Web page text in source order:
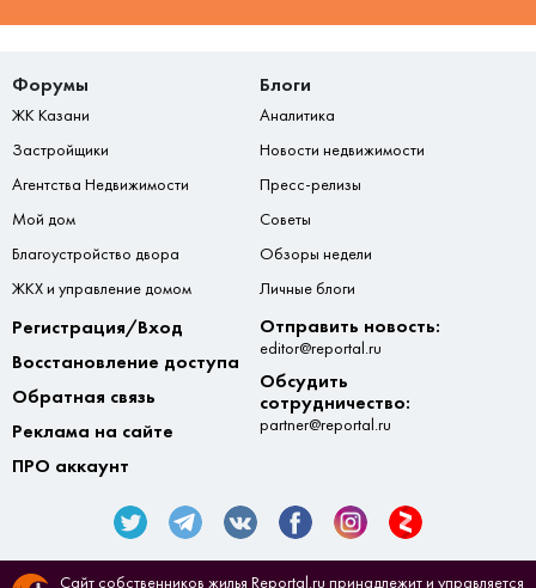
Форумы
ЖК Казани
Застройщики
Агентства Недвижимости
Мой дом
Благоустройство двора
ЖКХ и управление домом
Блоги
Аналитика
Новости недвижимости
Пресс-релизы
Советы
Обзоры недели
Личные блоги
Регистрация/Вход
Восстановление доступа
Обратная связь
Реклама на сайте
ПРО аккаунт
Отправить новость:
editor@reportal.ru
Обсудить
сотрудничество:
partner@reportal.ru
Сайт собственников жилья Reportal.ru принадлежит и управляется